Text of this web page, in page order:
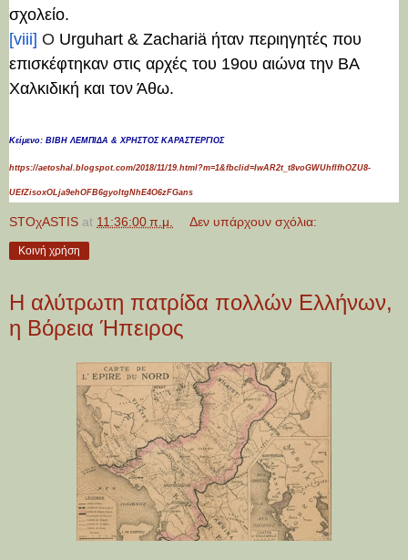
σχολείο.
[viii] Ο Urguhart & Zachariä ήταν περιηγητές που
επισκέφτηκαν στις αρχές του 19ου αιώνα την ΒΑ
Χαλκιδική και τον Άθω.
Κείμενο: ΒΙΒΗ ΛΕΜΠΙΔΑ & ΧΡΗΣΤΟΣ ΚΑΡΑΣΤΕΡΓΙΟΣ
https://aetoshal.blogspot.com/2018/11/19.html?m=1&fbclid=IwAR2t_t8voGWUhflfhOZU8-
UEfZisoxOLja9ehOFB6gyoItgNhE4O6zFGans
STOχASTIS at 11:36:00 π.μ. Δεν υπάρχουν σχόλια:
Κοινή χρήση
Η αλύτρωτη πατρίδα πολλών Ελλήνων,
η Βόρεια Ήπειρος